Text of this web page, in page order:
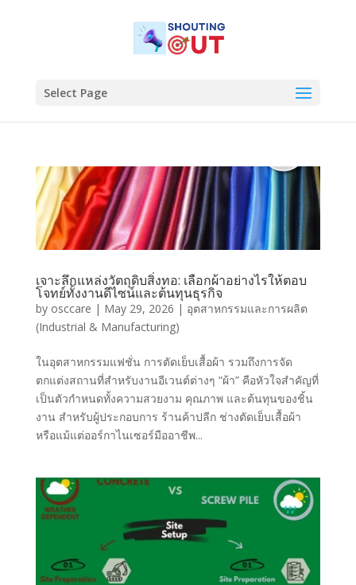
Select Page
เจาะลึกแหล่งวัตถุดิบสิ่งทอ: เลือกผ้าอย่างไรให้ตอบ
โจทย์ทั้งงานดีไซน์และต้นทุนธุรกิจ
by osccare | May 29, 2026 | อุตสาหกรรมและการผลิต
(Industrial & Manufacturing)
ในอุตสาหกรรมแฟชั่น การตัดเย็บเสื้อผ้า รวมถึงการจัด
ตกแต่งสถานที่สำหรับงานอีเวนต์ต่างๆ “ผ้า” คือหัวใจสำคัญที่
เป็นตัวกำหนดทั้งความสวยงาม คุณภาพ และต้นทุนของชิ้น
งาน สำหรับผู้ประกอบการ ร้านค้าปลีก ช่างตัดเย็บเสื้อผ้า
หรือแม้แต่ออร์กาไนเซอร์มืออาชีพ...